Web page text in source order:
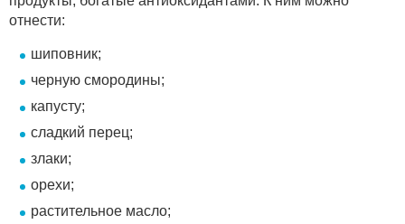
отнести:
шиповник;
черную смородины;
капусту;
сладкий перец;
злаки;
орехи;
растительное масло;